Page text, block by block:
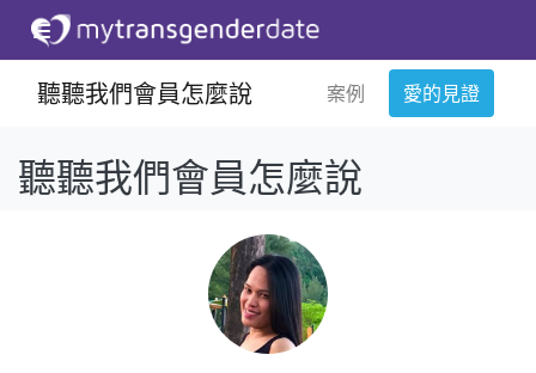
聽聽我們會員怎麼說 案例 愛的見證
聽聽我們會員怎麼說